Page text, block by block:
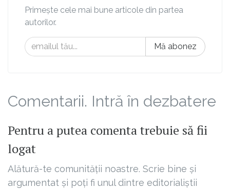
Primește cele mai bune articole din partea
autorilor.
Mă abonez
Comentarii. Intră în dezbatere
Pentru a putea comenta trebuie să fii
logat
Alătură-te comunității noastre. Scrie bine și
argumentat și poți fi unul dintre editorialiștii